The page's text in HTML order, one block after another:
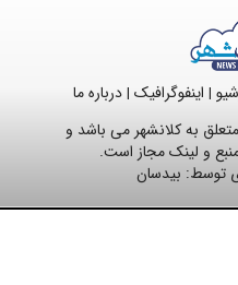
| اینفوگرافیک |درباره ما
به کلانشهر می باشد و
و لینک مجاز است.
توسط: بیدسان